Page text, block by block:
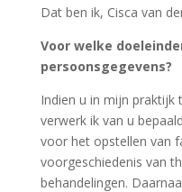
Dat ben ik, Cisca van
Voor welke
persoonsgegevens?
Indien u in mijn praktijk
verwerk ik van u
voor het opstellen van
voorgeschiedenis van
behandelingen.